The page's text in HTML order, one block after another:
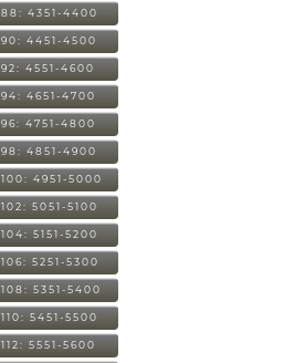
88: 4351-4400
90: 4451-4500
92: 4551-4600
94: 4651-4700
96: 4751-4800
98: 4851-4900
100: 4951-5000
102: 5051-5100
104: 5151-5200
106: 5251-5300
108: 5351-5400
110: 5451-5500
112: 5551-5600